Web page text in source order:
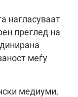
нагласуваат
преглед на
меѓу
медиуми,